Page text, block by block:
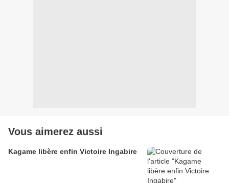
Vous aimerez aussi
Kagame libère enfin Victoire Ingabire